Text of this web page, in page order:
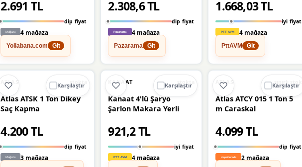
2.691 TL
dip fiyat
4 mağaza
Yollabana.com Git
2.308,6 TL
dip fiyat
4 mağaza
Pazarama Git
1.668,03 TL
iyi fiyat
4 mağaza
PttAVM Git
Karşılaştır
🔥
ATLAS
Atlas ATSK 1 Ton Dikey
Saç Kapma
4.200 TL
dip fiyat
3 mağaza
Karşılaştır
KANAAT
Kanaat 4'lü Şaryo
Şarlon Makara Yerli
921,2 TL
iyi fiyat
4 mağaza
Karşılaştır
ATLAS
Atlas ATCY 015 1 Ton 5
m Caraskal
4.099 TL
dip fiyat
2 mağaza